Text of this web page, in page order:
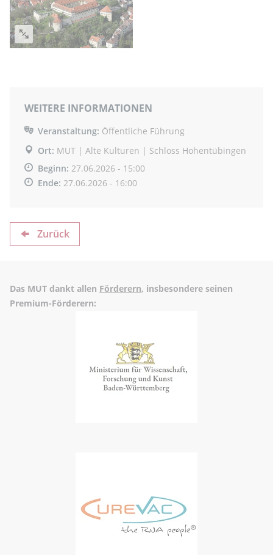
WEITERE INFORMATIONEN
Veranstaltung: Öffentliche Führung
Ort: MUT | Alte Kulturen | Schloss Hohentübingen
Beginn: 27.06.2026 - 15:00
Ende: 27.06.2026 - 16:00
Zurück
Das MUT dankt allen Förderern, insbesondere seinen
Premium-Förderern: